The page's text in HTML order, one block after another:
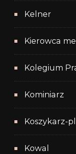
Kelner
Kierowca
Kolegium
Kominiarz
Koszykarz-
Kowal